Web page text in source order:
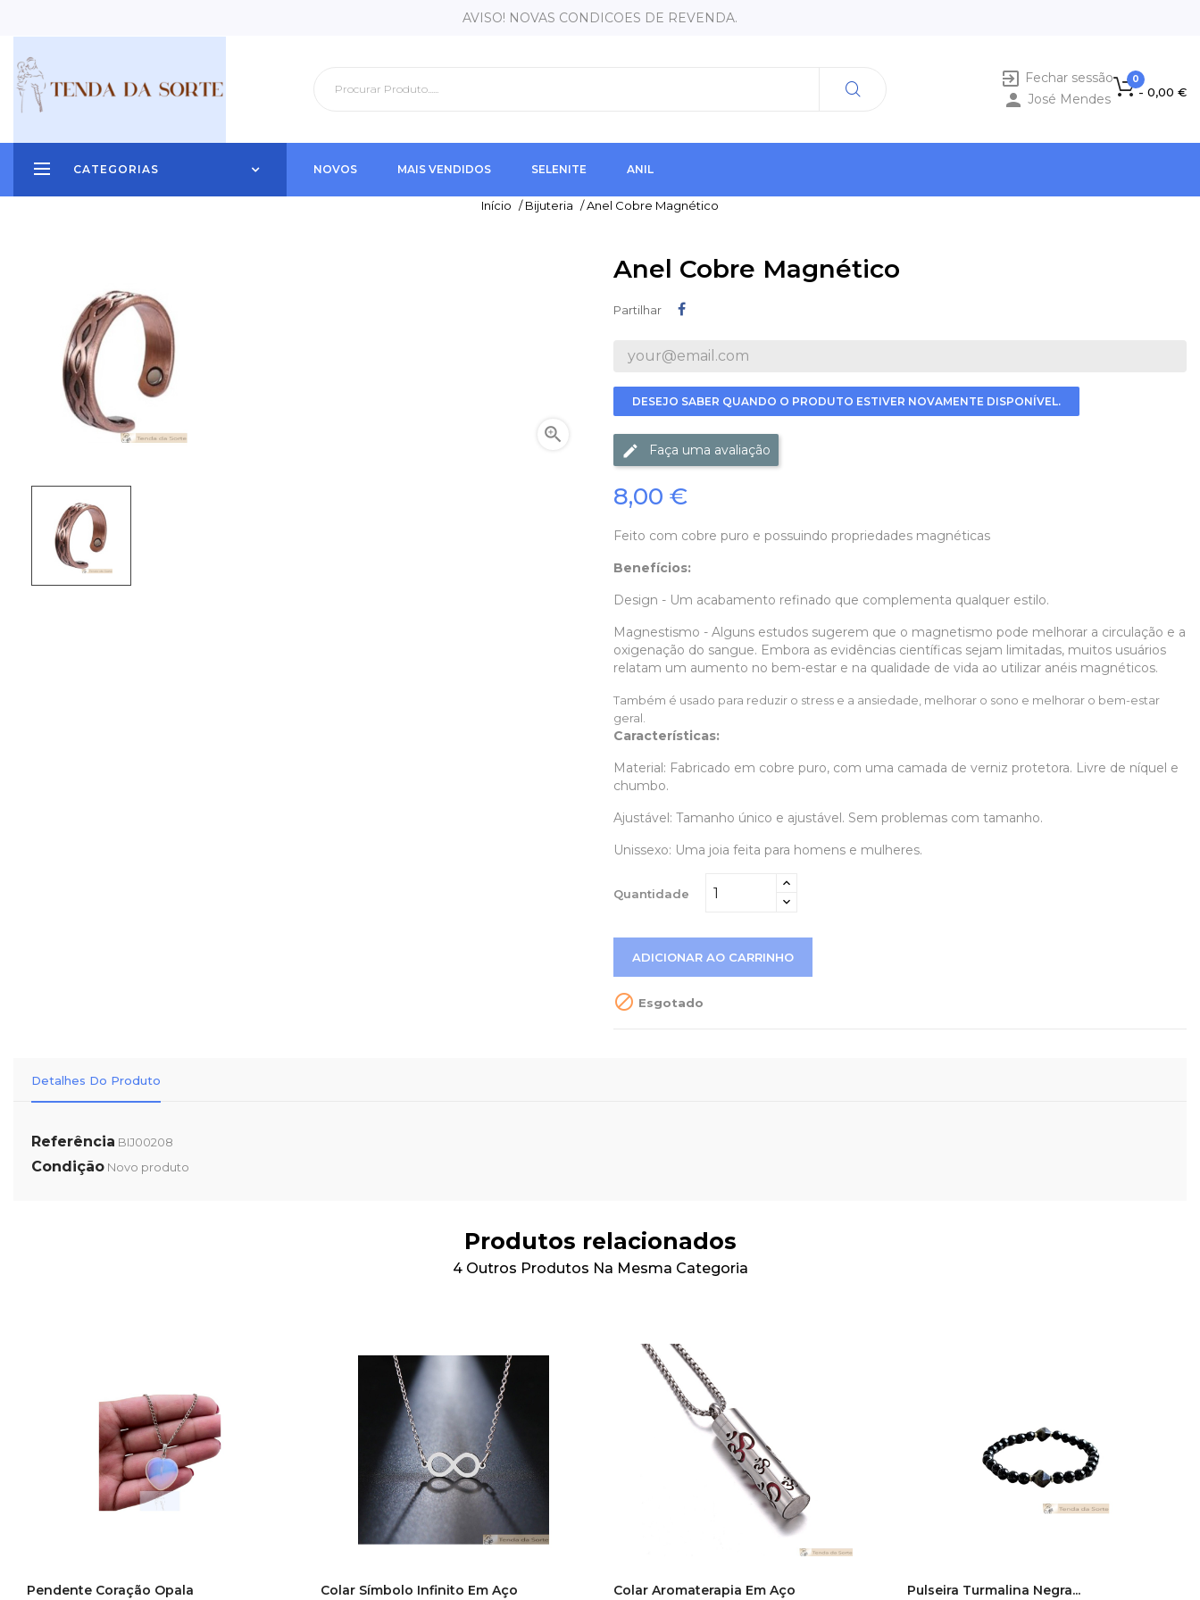
AVISO! NOVAS CONDICOES DE REVENDA.
0
- 0,00 €
 Fechar sessão
 José Mendes
CATEGORIAS NOVOS MAIS VENDIDOS SELENITE ANIL
Início / Bijuteria /Anel Cobre Magnético

Anel Cobre Magnético
Partilhar
DESEJO SABER QUANDO O PRODUTO ESTIVER NOVAMENTE DISPONÍVEL.
Faça uma avaliação
8,00 €
Feito com cobre puro e possuindo propriedades magnéticas
Benefícios:
Design - Um acabamento refinado que complementa qualquer estilo.
Magnestismo - Alguns estudos sugerem que o magnetismo pode melhorar a circulação e a
oxigenação do sangue. Embora as evidências científicas sejam limitadas, muitos usuários
relatam um aumento no bem-estar e na qualidade de vida ao utilizar anéis magnéticos.
Também é usado para reduzir o stress e a ansiedade, melhorar o sono e melhorar o bem-estar
geral.
Características:
Material: Fabricado em cobre puro, com uma camada de verniz protetora. Livre de níquel e
chumbo.
Ajustável: Tamanho único e ajustável. Sem problemas com tamanho.
Unissexo: Uma joia feita para homens e mulheres.
Quantidade
ADICIONAR AO CARRINHO
 Esgotado
Detalhes Do Produto
Referência BIJ00208
Condição Novo produto
Produtos relacionados
4 Outros Produtos Na Mesma Categoria
Pendente Coração Opala Colar Símbolo Infinito Em Aço Colar Aromaterapia Em Aço Pulseira Turmalina Negra...